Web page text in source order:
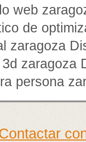
web
de
zaragoza
zaragoza
persona